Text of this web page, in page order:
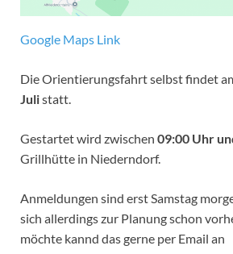
Google Maps Link
Die Orientierungsfahrt selbst findet
Julistatt.
Gestartet wird zwischen 09:00 Uhr
Grillhütte in Niederndorf.
Anmeldungen sind erst Samstag
sich allerdings zur Planung schon
möchte kannd das gerne per Email an